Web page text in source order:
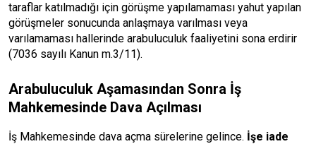
taraflar katılmadığı için görüşme yapılamaması yahut yapılan
görüşmeler sonucunda anlaşmaya varılması veya
varılamaması hallerinde arabuluculuk faaliyetini sona erdirir
(7036 sayılı Kanun m.3/11).
Arabuluculuk Aşamasından Sonra İş
Mahkemesinde Dava Açılması
İş Mahkemesinde dava açma sürelerine gelince. İşe iade